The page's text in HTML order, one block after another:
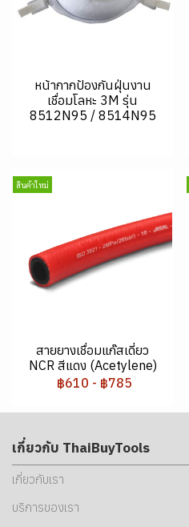
หน้ากากป้องกันฝุ่นงาน
เชื่อมโลหะ 3M รุ่น
8512N95 / 8514N95
สินค้าใหม่
สายยางเชื่อมแก๊สเดี่ยว
NCR สีแดง (Acetylene)
฿610 - ฿785
เกี่ยวกับ ThaiBuyTools
เกี่ยวกับเรา
บริการของเรา